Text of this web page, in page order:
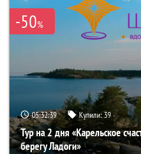
-50%
05:32:37 Купили:39
Тур на 2 дня «Карельское
берегу Ладоги»